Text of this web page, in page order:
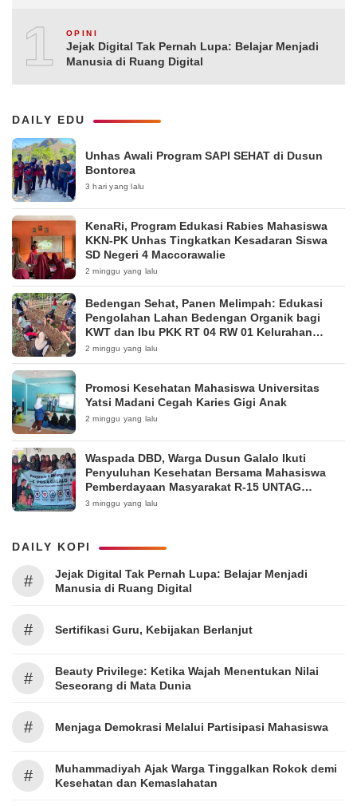
10
OPINI
Jejak Digital Tak Pernah Lupa: Belajar Menjadi
Manusia di Ruang Digital
DAILY EDU
Unhas Awali Program SAPI SEHAT di Dusun
Bontorea
3 hari yang lalu
KenaRi, Program Edukasi Rabies Mahasiswa
KKN-PK Unhas Tingkatkan Kesadaran Siswa
SD Negeri 4 Maccorawalie
2 minggu yang lalu
Bedengan Sehat, Panen Melimpah: Edukasi
Pengolahan Lahan Bedengan Organik bagi
KWT dan Ibu PKK RT 04 RW 01 Kelurahan
Pakintelan
2 minggu yang lalu
Promosi Kesehatan Mahasiswa Universitas
Yatsi Madani Cegah Karies Gigi Anak
2 minggu yang lalu
Waspada DBD, Warga Dusun Galalo Ikuti
Penyuluhan Kesehatan Bersama Mahasiswa
Pemberdayaan Masyarakat R-15 UNTAG
Surabaya 2026
3 minggu yang lalu
DAILY KOPI
#
Jejak Digital Tak Pernah Lupa: Belajar Menjadi
Manusia di Ruang Digital
# Sertifikasi Guru, Kebijakan Berlanjut
#
Beauty Privilege: Ketika Wajah Menentukan Nilai
Seseorang di Mata Dunia
# Menjaga Demokrasi Melalui Partisipasi Mahasiswa
#
Muhammadiyah Ajak Warga Tinggalkan Rokok demi
Kesehatan dan Kemaslahatan